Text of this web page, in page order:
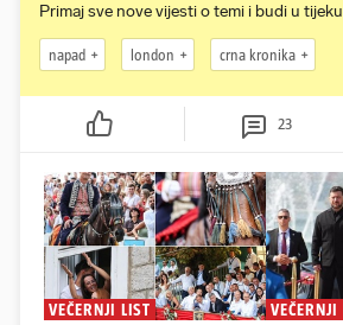
Primaj sve nove vijesti o temi i budi u tijeku
napad london crna kronika
23